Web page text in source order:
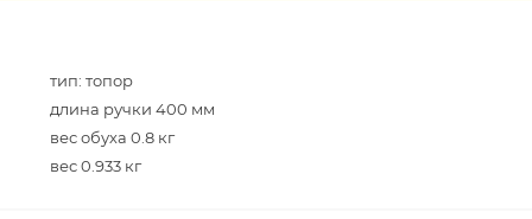
тип: топор
длина ручки 400 мм
вес обуха 0.8 кг